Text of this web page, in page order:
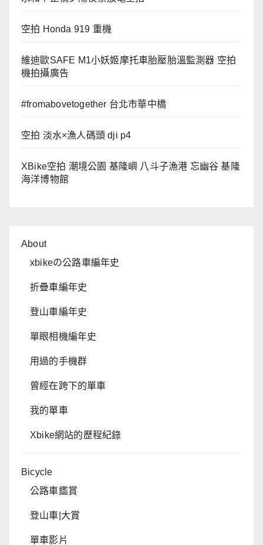
空拍 Honda 919 重機
維迪歐SAFE M1小妖姬摩托車胎壓胎溫監測器 空拍
機拍攝廣告
#fromabovetogether 台北市華中橋
空拍 淡水×漁人碼頭 dji p4
XBike空拍 潮境公園 基隆嶼 八斗子漁港 忘幽谷 基隆
海洋博物館
About
xbikeの公路車編年史
折疊車編年史
登山車編年史
單眼相機編年史
用過的手機群
曾經在跨下的單車
我的單車
Xbike網站的歷程紀錄
Bicycle
公路車鑑賞
登山車|大賞
單車影片